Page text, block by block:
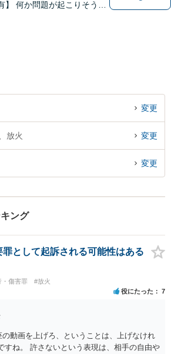
】 何か問題が起こりそうと
。
変更
放火 変更
変更
ング
罪として起訴される可能性はある
・傷害罪 #放火
役にたった 7
動画を上げろ、ということは、上げなけれ
すね。 許さないという表現は、相手の自由や